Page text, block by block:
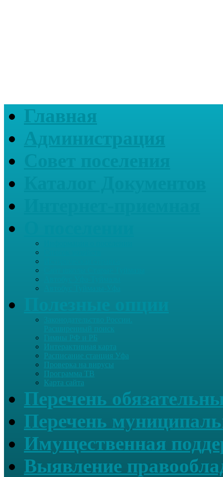
Главная
Администрация
Гимны РФ и РБ
Интерактивная карта
Расписание станция Уфа
Проверка на вирусы
Программа ТВ
Карта сайта
Перечень
Перечень
Имущественная
Выявление